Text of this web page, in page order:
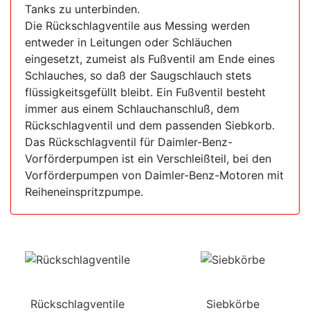
Tanks zu unterbinden.
Die Rückschlagventile aus Messing werden
entweder in Leitungen oder Schläuchen
eingesetzt, zumeist als Fußventil am Ende eines
Schlauches, so daß der Saugschlauch stets
flüssigkeitsgefüllt bleibt. Ein Fußventil besteht
immer aus einem Schlauchanschluß, dem
Rückschlagventil und dem passenden Siebkorb.
Das Rückschlagventil für Daimler-Benz-
Vorförderpumpen ist ein Verschleißteil, bei den
Vorförderpumpen von Daimler-Benz-Motoren mit
Reiheneinspritzpumpe.
Rückschlagventile Siebkörbe